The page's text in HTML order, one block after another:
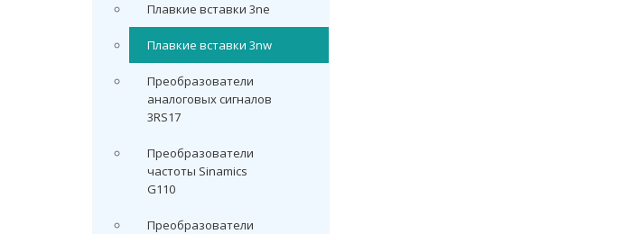
Плавкие вставки 3ne
Плавкие вставки 3nw
Преобразователи
аналоговых сигналов
3RS17
Преобразователи
частоты Sinamics
G110
Преобразователи